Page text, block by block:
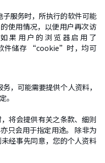
服务时，所执行的软件可能
用情况，以便用户再次访
果用户的浏览器启用了
件储存 “cookie”时，均可
，可能需要提供个人资料，
。
将会提供有关之条款、细则
只会用于指定用途。 除非为
经事先同意，您的个人资料